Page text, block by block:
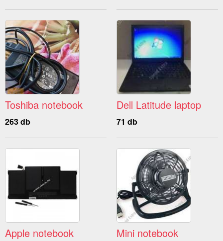
Toshiba notebook
263 db
Dell Latitude laptop
71 db
Apple notebook Mini notebook